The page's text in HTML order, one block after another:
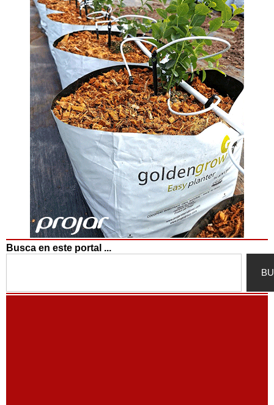
Busca en este portal ...